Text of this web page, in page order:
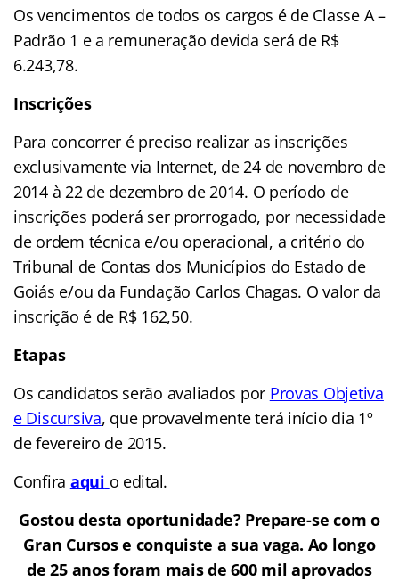
Os vencimentos de todos os cargos é de Classe A –
Padrão 1 e a remuneração devida será de R$
6.243,78.
Inscrições
Para concorrer é preciso realizar as inscrições
exclusivamente via Internet, de 24 de novembro de
2014 à 22 de dezembro de 2014. O período de
inscrições poderá ser prorrogado, por necessidade
de ordem técnica e/ou operacional, a critério do
Tribunal de Contas dos Municípios do Estado de
Goiás e/ou da Fundação Carlos Chagas. O valor da
inscrição é de R$ 162,50.
Etapas
Os candidatos serão avaliados por Provas Objetiva
e Discursiva, que provavelmente terá início dia 1º
de fevereiro de 2015.
Confira aqui o edital.
Gostou desta oportunidade? Prepare-se com o
Gran Cursos e conquiste a sua vaga. Ao longo
de 25 anos foram mais de 600 mil aprovados